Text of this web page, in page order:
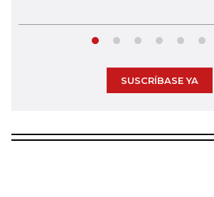
SUSCRÍBASE YA